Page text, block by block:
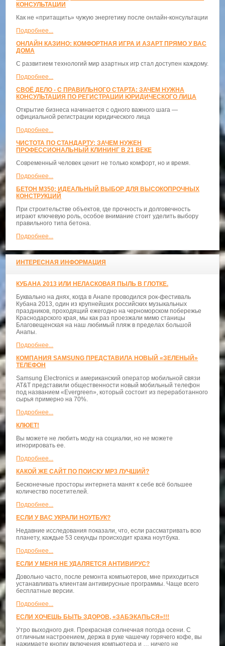
КОНСУЛЬТАЦИИ
Как не «притащить» чужую энергетику после онлайн-консультации
Подробнее...
ОНЛАЙН КАЗИНО: КОМФОРТНАЯ ИГРА И АЗАРТ ПРЯМО У ВАС
ДОМА
С развитием технологий мир азартных игр стал доступен каждому.
Подробнее...
СВОЁ ДЕЛО - С ПРАВИЛЬНОГО СТАРТА: ЗАЧЕМ НУЖНА
КОНСУЛЬТАЦИЯ ПО РЕГИСТРАЦИИ ЮРИДИЧЕСКОГО ЛИЦА
Открытие бизнеса начинается с одного важного шага —
официальной регистрации юридического лица
Подробнее...
ЧИСТОТА ПО СТАНДАРТУ: ЗАЧЕМ НУЖЕН
ПРОФЕССИОНАЛЬНЫЙ КЛИНИНГ В 21 ВЕКЕ
Современный человек ценит не только комфорт, но и время.
Подробнее...
БЕТОН М350: ИДЕАЛЬНЫЙ ВЫБОР ДЛЯ ВЫСОКОПРОЧНЫХ
КОНСТРУКЦИЙ
При строительстве объектов, где прочность и долговечность
играют ключевую роль, особое внимание стоит уделить выбору
правильного типа бетона.
Подробнее...
ИНТЕРЕСНАЯ ИНФОРМАЦИЯ
КУБАНА 2013 ИЛИ НЕЛАСКОВАЯ ПЫЛЬ В ГЛОТКЕ.
Буквально на днях, когда в Анапе проводился рок-фестиваль
Кубана 2013, один из крупнейших российских музыкальных
праздников, проходящий ежегодно на черноморском побережье
Краснодарского края, мы как раз проезжали мимо станицы
Благовещенская на наш любимый пляж в пределах большой
Анапы.
Подробнее...
КОМПАНИЯ SAMSUNG ПРЕДСТАВИЛА НОВЫЙ «ЗЕЛЕНЫЙ»
ТЕЛЕФОН
Samsung Electronics и американский оператор мобильной связи
AT&T представили общественности новый мобильный телефон
под названием «Evergreen», который состоит из переработанного
сырья примерно на 70%.
Подробнее...
КЛЮЕТ!
Вы можете не любить моду на социалки, но не можете
игнорировать ее.
Подробнее...
КАКОЙ ЖЕ САЙТ ПО ПОИСКУ MP3 ЛУЧШИЙ?
Бесконечные просторы интернета манят к себе всё большее
количество посетителей.
Подробнее...
ЕСЛИ У ВАС УКРАЛИ НОУТБУК?
Недавние исследования показали, что, если рассматривать всю
планету, каждые 53 секунды происходит кража ноутбука.
Подробнее...
ЕСЛИ У МЕНЯ НЕ УДАЛЯЕТСЯ АНТИВИРУС?
Довольно часто, после ремонта компьютеров, мне приходиться
устанавливать клиентам антивирусные программы. Чаще всего
бесплатные версии.
Подробнее...
ЕСЛИ ХОЧЕШЬ БЫТЬ ЗДОРОВ, «ЗАБЭКАПЬСЯ»!!!
Утро выходного дня. Прекрасная солнечная погода осени. С
отличным настроением, держа в руке чашечку горячего кофе, вы
нажимаете кнопку включения компьютера и … ничего не